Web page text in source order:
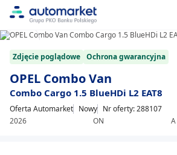
1/14
Zdjęcie poglądowe Ochrona gwarancyjna
OPEL Combo Van
Combo Cargo 1.5 BlueHDi L2 EAT8
Oferta Automarket Nowy
2026
ON A
Nr oferty: 288107